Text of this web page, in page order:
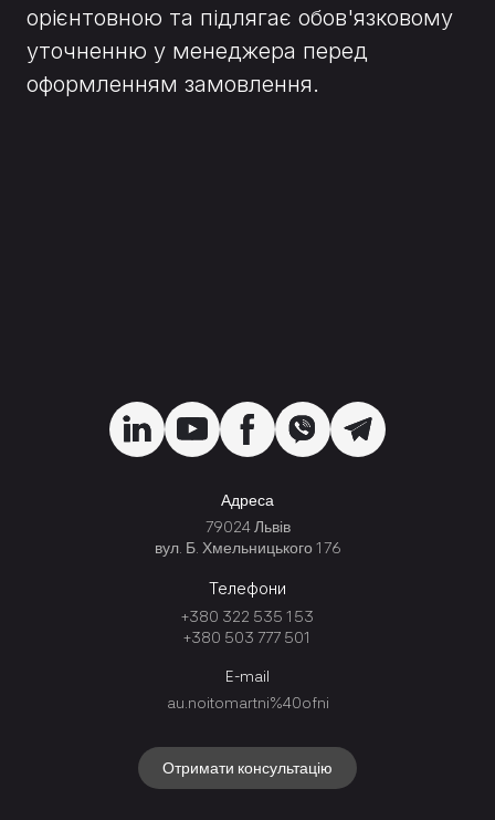
орієнтовною та підлягає обов'язковому
уточненню у менеджера перед
оформленням замовлення.
Адреса
79024 Львів
вул. Б. Хмельницького 176
Телефони
+380 322 535 153
+380 503 777 501
E-mail
au.noitomartni%40ofni
Отримати консультацію